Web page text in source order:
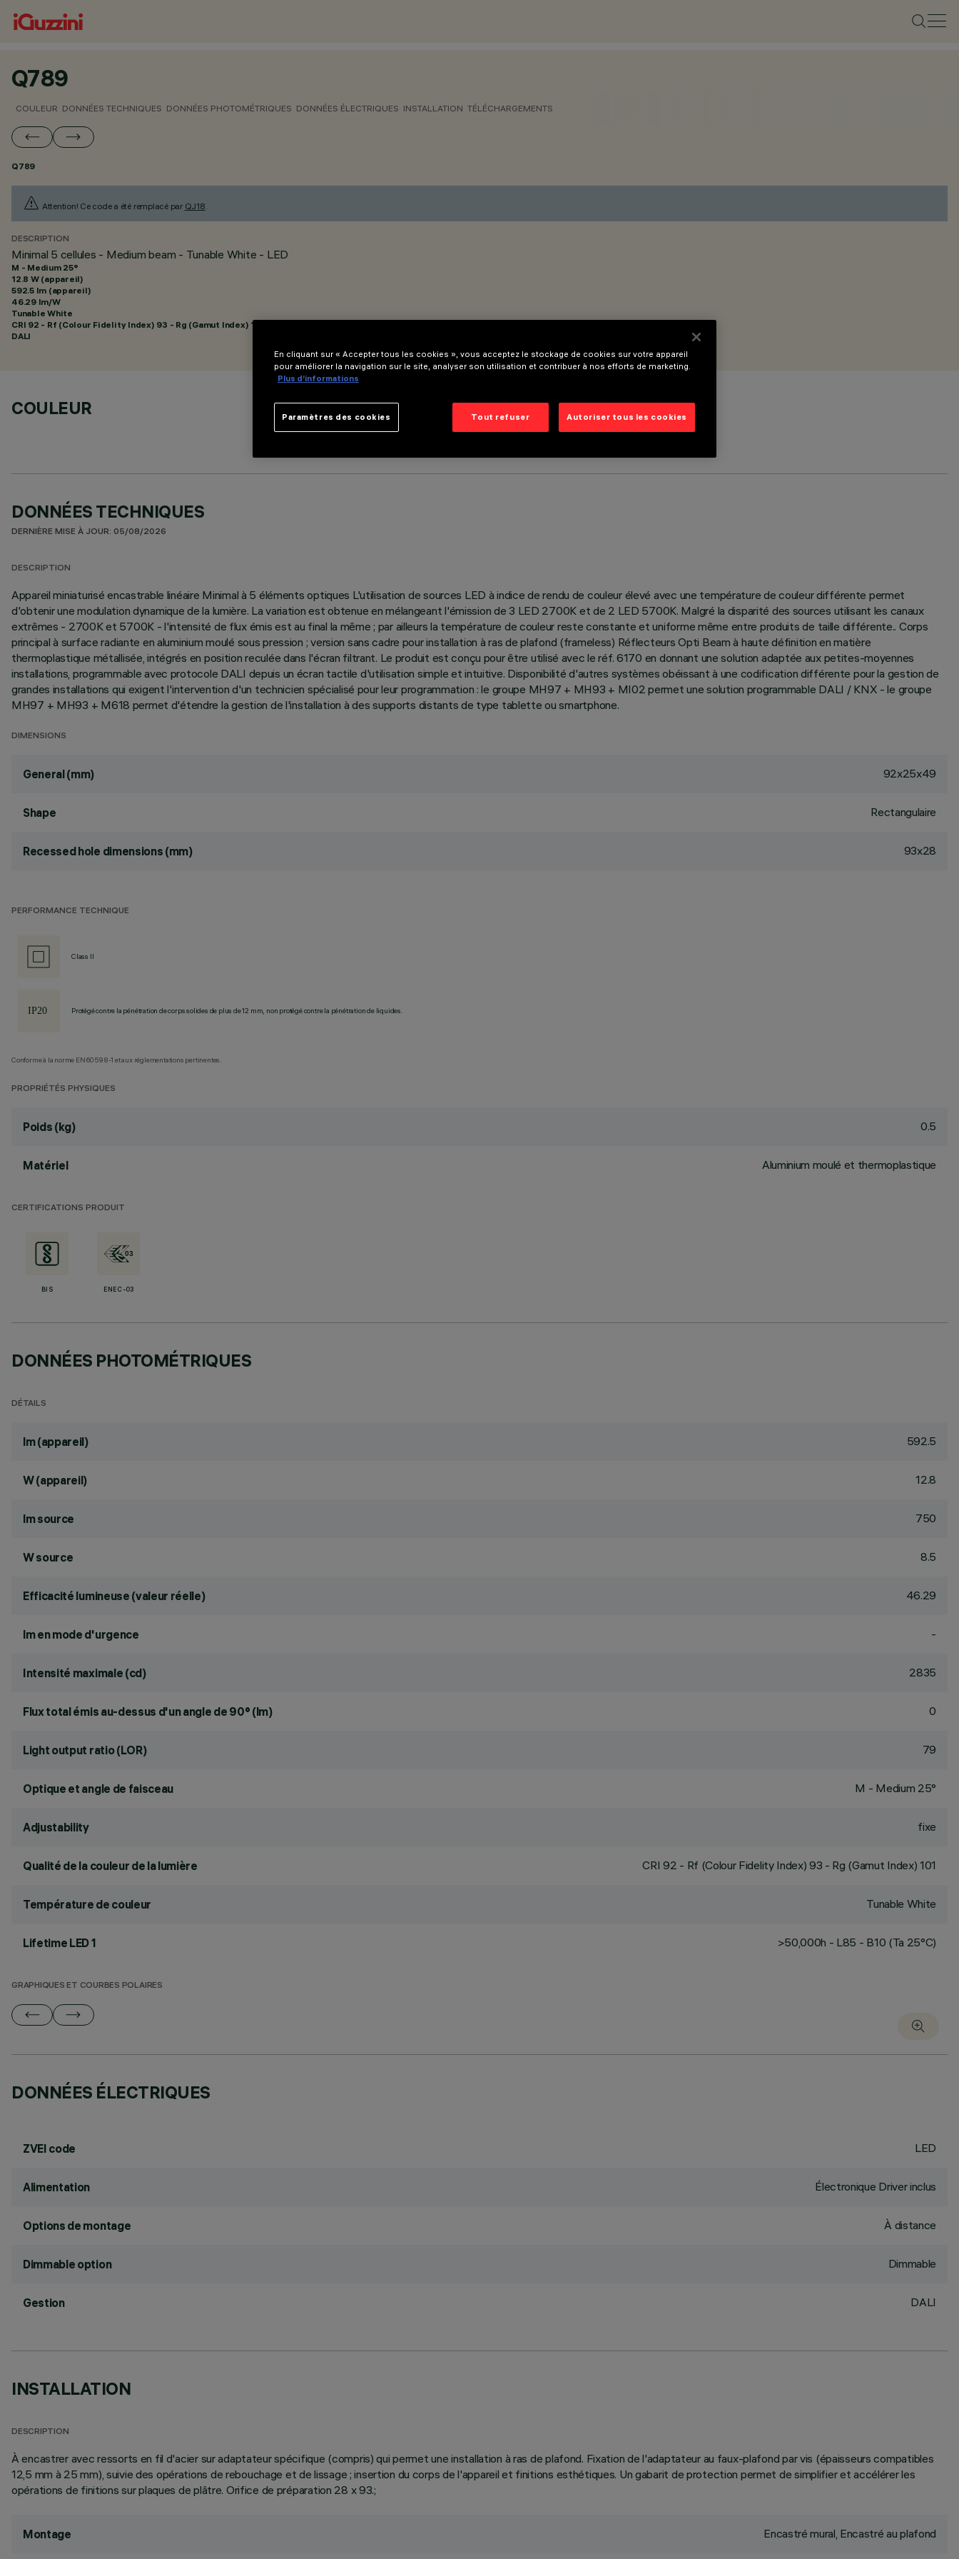
Q789
COULEUR DONNÉES TECHNIQUES DONNÉES PHOTOMÉTRIQUES DONNÉES ÉLECTRIQUES INSTALLATION TÉLÉCHARGEMENTS
Q789
Attention! Ce code a été remplacé par QJ18.
DESCRIPTION
Minimal 5 cellules - Medium beam - Tunable White - LED
M - Medium 25°
12.8 W (appareil)
592.5 lm (appareil)
46.29 lm/W
Tunable White
CRI 92 - Rf (Colour Fidelity Index) 93 - Rg (Gamut Index) 101
DALI
COULEUR
DONNÉES TECHNIQUES
DERNIÈRE MISE À JOUR: 05/08/2026
DESCRIPTION
Appareil miniaturisé encastrable linéaire Minimal à 5 éléments optiques L'utilisation de sources LED à indice de rendu de couleur élevé avec une température de couleur différente permet
d'obtenir une modulation dynamique de la lumière. La variation est obtenue en mélangeant l'émission de 3 LED 2700K et de 2 LED 5700K. Malgré la disparité des sources utilisant les canaux
extrêmes - 2700K et 5700K - l'intensité de flux émis est au final la même ; par ailleurs la température de couleur reste constante et uniforme même entre produits de taille différente.. Corps
principal à surface radiante en aluminium moulé sous pression ; version sans cadre pour installation à ras de plafond (frameless) Réflecteurs Opti Beam à haute définition en matière
thermoplastique métallisée, intégrés en position reculée dans l'écran filtrant. Le produit est conçu pour être utilisé avec le réf. 6170 en donnant une solution adaptée aux petites-moyennes
installations, programmable avec protocole DALI depuis un écran tactile d'utilisation simple et intuitive. Disponibilité d'autres systèmes obéissant à une codification différente pour la gestion de
grandes installations qui exigent l'intervention d'un technicien spécialisé pour leur programmation : le groupe MH97 + MH93 + MI02 permet une solution programmable DALI / KNX - le groupe
MH97 + MH93 + M618 permet d'étendre la gestion de l'installation à des supports distants de type tablette ou smartphone.
DIMENSIONS
General (mm) 92x25x49
Shape Rectangulaire
Recessed hole dimensions (mm) 93x28
PERFORMANCE TECHNIQUE
Class II
Protégé contre la pénétration de corps solides de plus de 12 mm, non protégé contre la pénétration de liquides.
Conforme à la norme EN60598-1 et aux réglementations pertinentes.
PROPRIÉTÉS PHYSIQUES
Poids (kg) 0.5
Matériel Aluminium moulé et thermoplastique
CERTIFICATIONS PRODUIT
BIS ENEC-03
DONNÉES PHOTOMÉTRIQUES
DÉTAILS
lm (appareil) 592.5
W (appareil) 12.8
lm source 750
W source 8.5
Efficacité lumineuse (valeur réelle) 46.29
lm en mode d'urgence -
Intensité maximale (cd) 2835
Flux total émis au-dessus d'un angle de 90° (lm) 0
Light output ratio (LOR) 79
Optique et angle de faisceau M - Medium 25°
Adjustability fixe
Qualité de la couleur de la lumière CRI92 - Rf (Colour Fidelity Index) 93 - Rg (Gamut Index) 101
Température de couleur Tunable White
Lifetime LED 1 >50,000h - L85 - B10 (Ta 25°C)
GRAPHIQUES ET COURBES POLAIRES
DONNÉES ÉLECTRIQUES
ZVEI code LED
Alimentation Électronique Driver inclus
Options de montage À distance
Dimmable option Dimmable
Gestion DALI
INSTALLATION
DESCRIPTION
À encastrer avec ressorts en fil d'acier sur adaptateur spécifique (compris) qui permet une installation à ras de plafond. Fixation de l'adaptateur au faux-plafond par vis (épaisseurs compatibles
12,5 mm à 25 mm), suivie des opérations de rebouchage et de lissage ; insertion du corps de l'appareil et finitions esthétiques. Un gabarit de protection permet de simplifier et accélérer les
opérations de finitions sur plaques de plâtre. Orifice de préparation 28 x 93.;
Montage Encastré mural, Encastré au plafond
En cliquant sur « Accepter tous les cookies », vous acceptez le stockage de cookies sur votre appareil
pour améliorer la navigation sur le site, analyser son utilisation et contribuer à nos efforts de marketing.
Plus d’informations
Tout refuser Autoriser tous les cookies
Paramètres des cookies